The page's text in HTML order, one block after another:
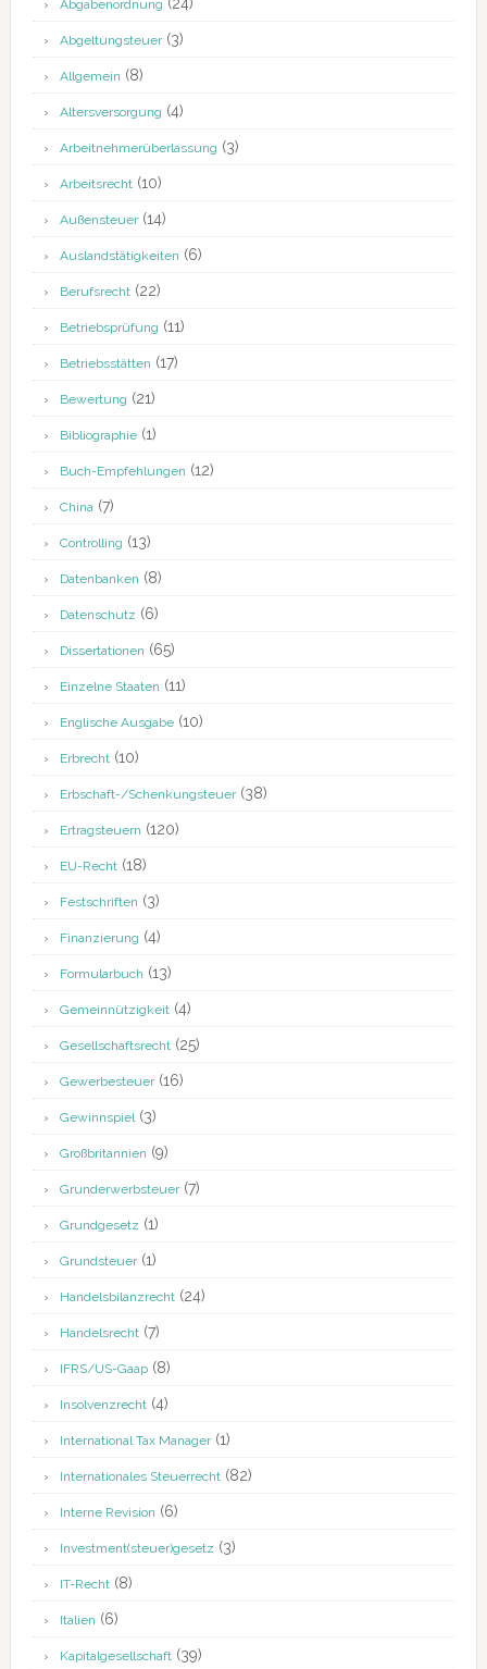
Abgabenordnung (24)
Abgeltungsteuer(3)
Allgemein (8)
Altersversorgung (4)
Arbeitnehmerüberlassung (3)
Arbeitsrecht(10)
Außensteuer(14)
Auslandstätigkeiten (6)
Berufsrecht(22)
Betriebsprüfung (11)
Betriebsstätten (17)
Bewertung (21)
Bibliographie(1)
Buch-Empfehlungen (12)
China(7)
Controlling (13)
Datenbanken (8)
Datenschutz (6)
Dissertationen (65)
Einzelne Staaten (11)
Englische Ausgabe(10)
Erbrecht(10)
Erbschaft-/Schenkungsteuer(38)
Ertragsteuern (120)
EU-Recht(18)
Festschriften (3)
Finanzierung (4)
Formularbuch (13)
Gemeinnützigkeit(4)
Gesellschaftsrecht(25)
Gewerbesteuer(16)
Gewinnspiel(3)
Großbritannien (9)
Grunderwerbsteuer(7)
Grundgesetz (1)
Grundsteuer(1)
Handelsbilanzrecht(24)
Handelsrecht(7)
IFRS/US-Gaap(8)
Insolvenzrecht(4)
International Tax Manager(1)
Internationales Steuerrecht(82)
Interne Revision (6)
Investment(steuer)gesetz (3)
IT-Recht(8)
Italien (6)
Kapitalgesellschaft(39)